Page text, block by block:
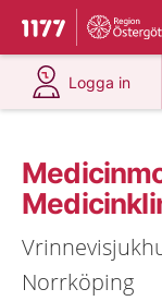
Till startsidan för
Du har
Logga in
på 1177.se
Norrköping